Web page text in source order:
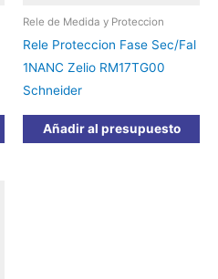
Rele de Medida y Proteccion
Rele Proteccion Fase Sec/Fal
1NANC Zelio RM17TG00
Schneider
Añadir al presupuesto